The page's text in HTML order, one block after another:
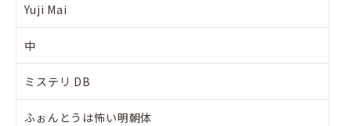
Yuji Mai
中
ミステリ DB
ふぉんとうは怖い明朝体